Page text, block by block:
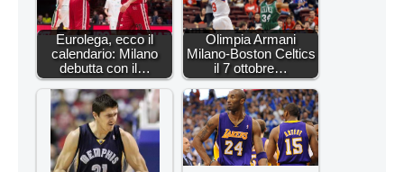
Eurolega, ecco il
calendario: Milano
debutta con il…
Olimpia Armani
Milano-Boston Celtics
il 7 ottobre…